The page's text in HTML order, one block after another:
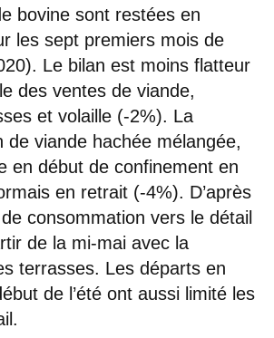
bovine sont restées en
les sept premiers mois de
Le bilan est moins flatteur
des ventes de viande,
et volaille (-2%). La
de viande hachée mélangée,
en début de confinement en
en retrait (-4%). D’après
consommation vers le détail
de la mi-mai avec la
terrasses. Les départs en
de l’été ont aussi limité les